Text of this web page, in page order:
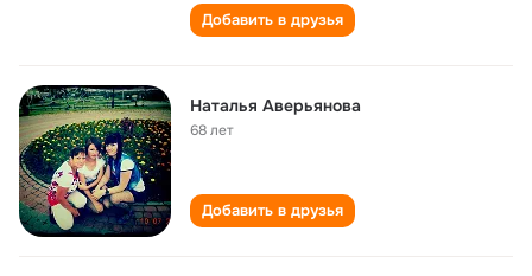
Добавить в друзья
Наталья Аверьянова
68 лет
Добавить в друзья